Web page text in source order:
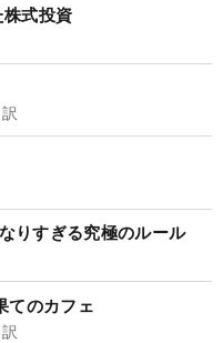
式投資
りすぎる究極のルール
てのカフェ